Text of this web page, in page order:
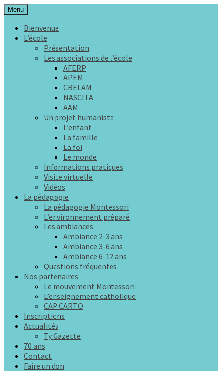
Aller
contenu
principal
École Maria Montessori Rennes
L'éducation comme une aide à la vie
Menu
Bienvenue
L’école
Présentation
Les associations de l’école
AFERP
APEM
CRELAM
NASCITA
AAM
Un projet humaniste
L’enfant
La famille
La foi
Le monde
Informations pratiques
Visite virtuelle
Vidéos
La pédagogie
La pédagogie Montessori
L’environnement préparé
Les ambiances
Ambiance 2-3 ans
Ambiance 3-6 ans
Ambiance 6-12 ans
Questions fréquentes
Nos partenaires
Le mouvement Montessori
L’enseignement catholique
CAP CARTO
Inscriptions
Actualités
Ty Gazette
70 ans
Contact
Faire un don